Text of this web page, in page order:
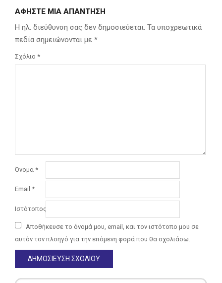
ΑΦΉΣΤΕ ΜΙΑ ΑΠΆΝΤΗΣΗ
Η ηλ. διεύθυνση σας δεν δημοσιεύεται. Τα υποχρεωτικά
πεδία σημειώνονται με *
Σχόλιο *
Όνομα *
Email *
Ιστότοπος
Αποθήκευσε το όνομά μου, email, και τον ιστότοπο μου σε
αυτόν τον πλοηγό για την επόμενη φορά που θα σχολιάσω.